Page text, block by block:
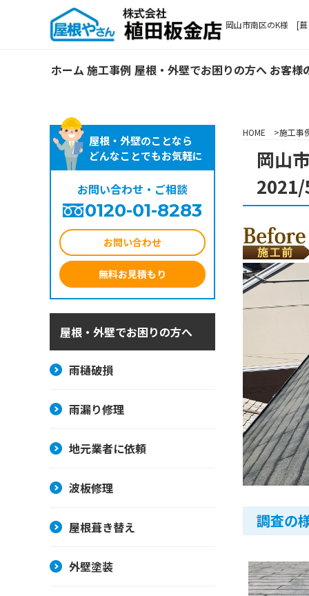
岡山市南区のK様 [
ホーム 施工事例 屋根・外壁でお困りの方へ お客様
屋根・外壁のことなら
どんなことでもお気軽に
お問い合わせ・ご相談
0120-01-8283
お問い合わせ
無料お見積もり
屋根・外壁でお困りの方へ
雨樋破損
雨漏り修理
地元業者に依頼
波板修理
屋根葺き替え
外壁塗装
HOME 施工事
岡山
調査の